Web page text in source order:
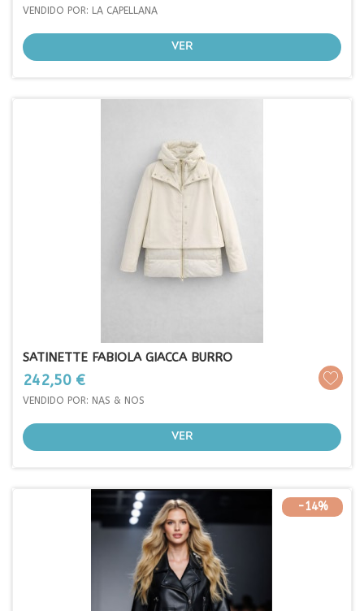
VENDIDO POR: LA CAPELLANA
VER
SATINETTE FABIOLA GIACCA BURRO
Prezo
242,50 €
VENDIDO POR: NAS & NOS
VER
-14%